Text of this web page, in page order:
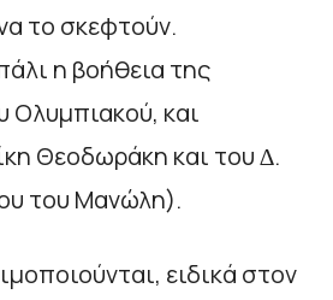
το σκεφτούν.
η βοήθεια της
Ολυµπιακού, και
Θεοδωράκη και του ∆.
του Μανώλη).
ειδικά στον